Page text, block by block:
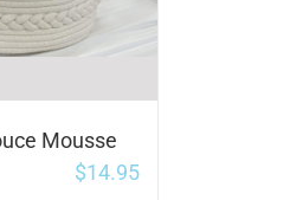
Mousse
$14.95